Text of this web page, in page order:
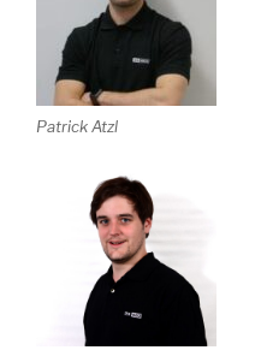
Patrick Atzl